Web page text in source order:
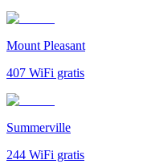
Mount Pleasant
407 WiFi gratis
Summerville
244 WiFi gratis